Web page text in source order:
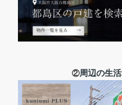
②周辺の生